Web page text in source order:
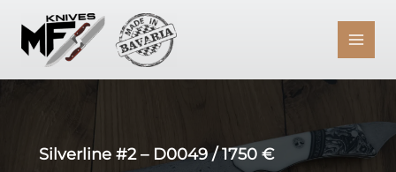
Inhalt
springen
Silverline #2 – D0049 / 1750 €